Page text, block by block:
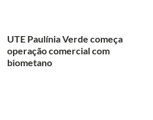
UTE Paulínia Verde começa
operação comercial com
biometano